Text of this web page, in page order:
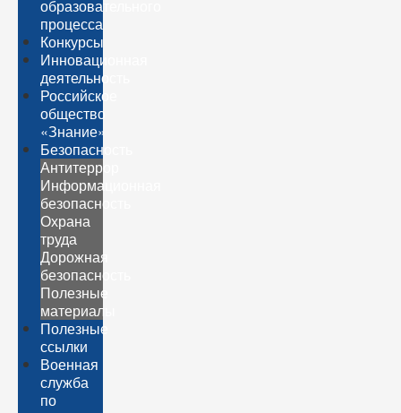
образовательного
процесса
Конкурсы
Инновационная
деятельность
Российское
общество
«Знание»
Безопасность
Антитеррор
Информационная
безопасность
Охрана
труда
Дорожная
безопасность
Полезные
материалы
Полезные
ссылки
Военная
служба
по